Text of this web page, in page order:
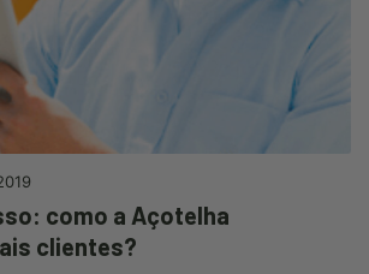
como a Açotelha
clientes?